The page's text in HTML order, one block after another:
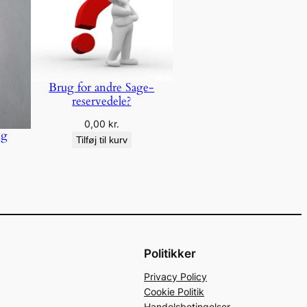
Brug for andre Sage-
reservedele?
0,00 kr.
Tilføj til kurv
Politikker
Privacy Policy
Cookie Politik